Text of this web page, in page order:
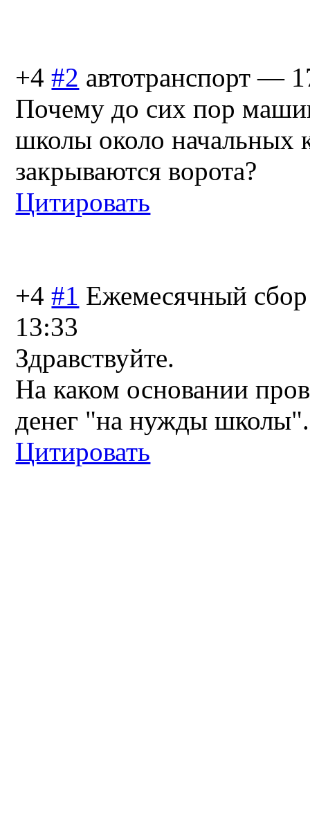
+4 #2 автотранспорт —
Почему до сих пор
школы около начальных
закрываются ворота?
Цитировать
+4 #1 Ежемесячный сбор
13:33
Здравствуйте.
На каком основании
денег "на нужды школы".
Цитировать